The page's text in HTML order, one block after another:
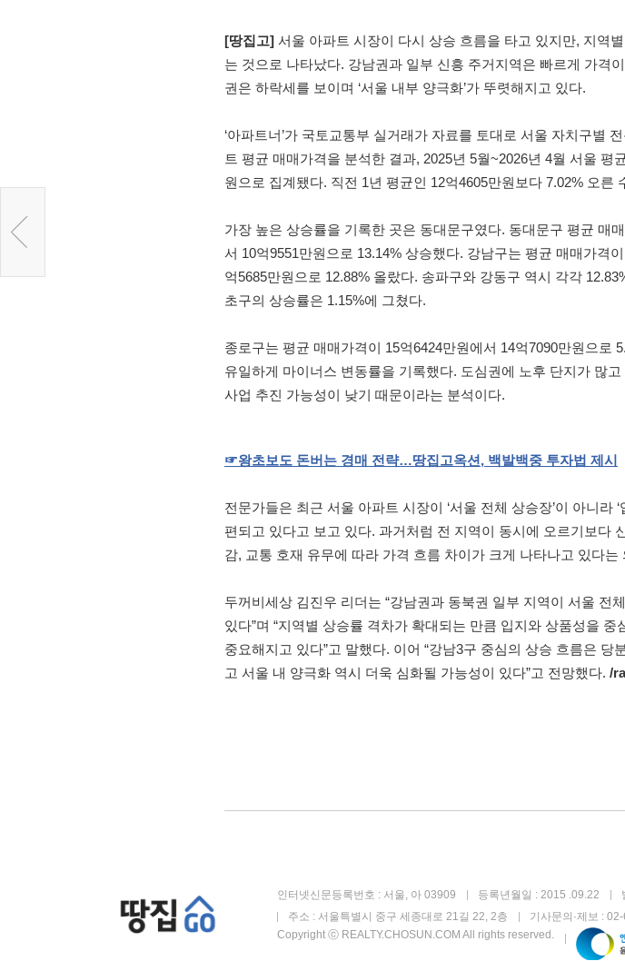
[땅집고] 서울 아파트 시장이 다시 상승 흐름을 타고 있지만, 지역
는 것으로 나타났다. 강남권과 일부 신흥 주거지역은 빠르게 가격
권은 하락세를 보이며 ‘서울 내부 양극화’가 뚜렷해지고 있다.
‘아파트너’가 국토교통부 실거래가 자료를 토대로 서울 자치구별
트 평균 매매가격을 분석한 결과, 2025년 5월~2026년 4월 서울 평
원으로 집계됐다. 직전 1년 평균인 12억4605만원보다 7.02% 오른
가장 높은 상승률을 기록한 곳은 동대문구였다. 동대문구 평균 매
서 10억9551만원으로 13.14% 상승했다. 강남구는 평균 매매가격
억5685만원으로 12.88% 올랐다. 송파구와 강동구 역시 각각
초구의 상승률은 1.15%에 그쳤다.
종로구는 평균 매매가격이 15억6424만원에서 14억7090만원으로
유일하게 마이너스 변동률을 기록했다. 도심권에 노후 단지가 많
사업 추진 가능성이 낮기 때문이라는 분석이다.
☞왕초보도 돈버는 경매 전략…땅집고옥션, 백발백중 투자법 제시
전문가들은 최근 서울 아파트 시장이 ‘서울 전체 상승장’이 아니라 ‘
편되고 있다고 보고 있다. 과거처럼 전 지역이 동시에 오르기보다
감, 교통 호재 유무에 따라 가격 흐름 차이가 크게 나타나고 있다는
두꺼비세상 김진우 리더는 “강남권과 동북권 일부 지역이 서울 전
있다”며 “지역별 상승률 격차가 확대되는 만큼 입지와 상품성을 중
중요해지고 있다”고 말했다. 이어 “강남3구 중심의 상승 흐름은 당
고 서울 내 양극화 역시 더욱 심화될 가능성이 있다”고 전망했다. /
인터넷신문등록번호 : 서울, 아 03909 등록년월일 : 2015 .09.22
주소 : 서울특별시 중구 세종대로 21길 22, 2층
기사문의·제보 :
Copyright ⓒ REALTY.CHOSUN.COM All rights reserved.